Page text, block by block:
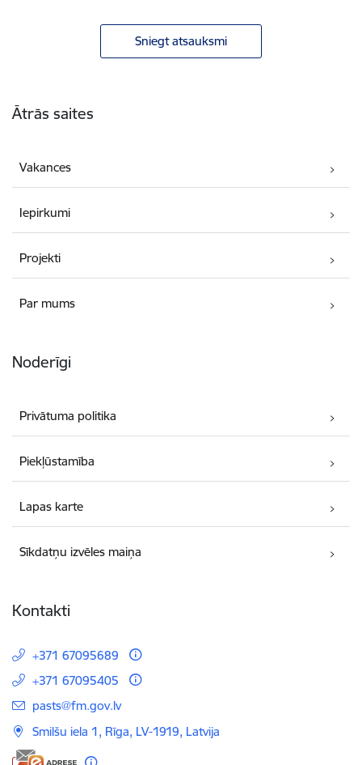
Sniegt atsauksmi
Ātrās saites
Vakances
Iepirkumi
Projekti
Par mums
Noderīgi
Privātuma politika
Piekļūstamība
Lapas karte
Sīkdatņu izvēles maiņa
Kontakti
+371 67095689
+371 67095405
E-pasts:
pasts@fm.gov.lv
Smilšu iela 1, Rīga, LV-1919, Latvija